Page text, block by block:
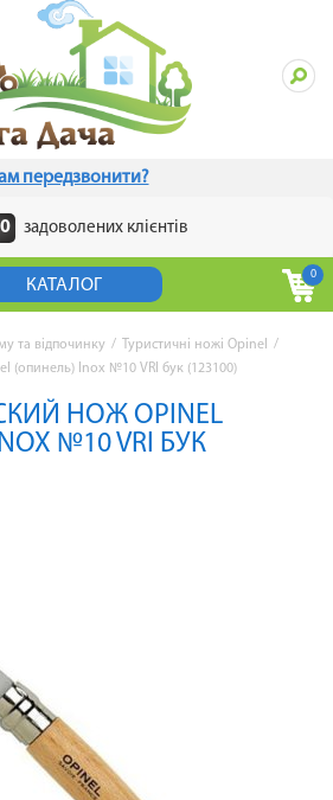
передзвонити?
задоволених клієнтів
КАТАЛОГ
0
та відпочинку / Туристичні ножі Opinel /
(опинель) Inox №10 VRI бук (123100)
НОЖ OPINEL
№10 VRI БУК